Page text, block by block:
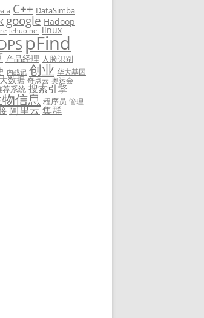
C++ DataSimba
google Hadoop
lehuo.net linux
pFind
产品经理 人脸识别
内战记 创业 华大基因
大数据 奇点云 奥运会
荐系统 搜索引擎
信息 程序员 管理
阿里云集群